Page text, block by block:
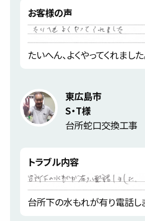
お客様の声
たいへん、よくやってくれました
東広島市
S・T様
台所蛇口交換工事
トラブル内容
台所下の水もれが有り電話し